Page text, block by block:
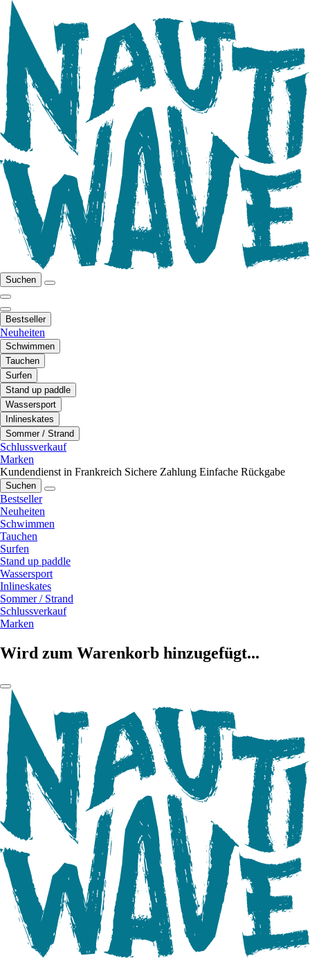
Suchen
Bestseller
Neuheiten
Schwimmen
Tauchen
Surfen
Stand up paddle
Wassersport
Inlineskates
Sommer / Strand
Schlussverkauf
Marken
Kundendienst in Frankreich Sichere Zahlung Einfache Rückgabe
Suchen
Bestseller
Neuheiten
Schwimmen
Tauchen
Surfen
Stand up paddle
Wassersport
Inlineskates
Sommer / Strand
Schlussverkauf
Marken
Wird zum Warenkorb hinzugefügt...